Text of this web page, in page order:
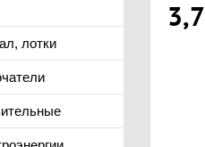
лотки